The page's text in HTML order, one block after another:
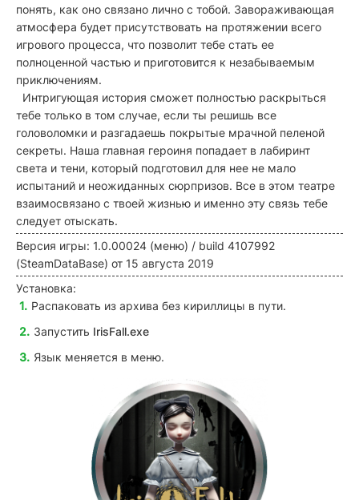
понять, как оно связано лично с тобой. Завораживающая
атмосфера будет присутствовать на протяжении всего
игрового процесса, что позволит тебе стать ее
полноценной частью и приготовится к незабываемым
приключениям.
Интригующая история сможет полностью раскрыться
тебе только в том случае, если ты решишь все
головоломки и разгадаешь покрытые мрачной пеленой
секреты. Наша главная героиня попадает в лабиринт
света и тени, который подготовил для нее не мало
испытаний и неожиданных сюрпризов. Все в этом театре
взаимосвязано с твоей жизнью и именно эту связь тебе
следует отыскать.
Версия игры: 1.0.00024 (меню) / build 4107992
(SteamDataBase) от 15 августа 2019
Установка:
Распаковать из архива без кириллицы в пути.
Запустить IrisFall.exe
Язык меняется в меню.